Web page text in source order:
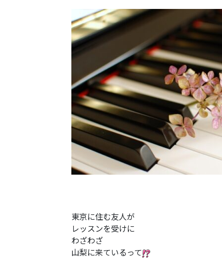
東京に住む友人が
レッスンを受けに
わざわざ
山梨に来ているって